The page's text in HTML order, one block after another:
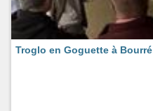
Troglo en Goguette à Bourré